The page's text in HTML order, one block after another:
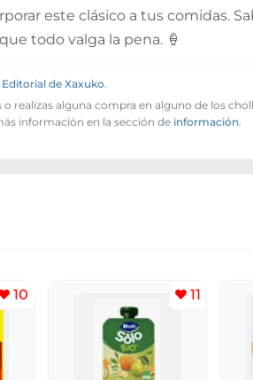
este clásico a tus comidas.
todo valga la pena. 🍦
de Xaxuko
realizas alguna compra en alguno de los
información en la sección de información
10 11